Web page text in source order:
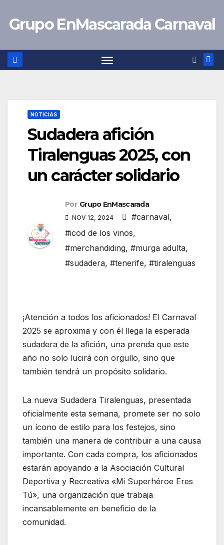
Grupo EnMascarada Carnaval
NOTICIAS
Sudadera afición
Tiralenguas 2025, con
un carácter solidario
Por Grupo EnMascarada
NOV 12, 2024 #carnaval,
#icod de los vinos,
#merchandiding, #murga adulta,
#sudadera, #tenerife, #tiralenguas
¡Atención a todos los aficionados! El Carnaval
2025 se aproxima y con él llega la esperada
sudadera de la afición, una prenda que este
año no solo lucirá con orgullo, sino que
también tendrá un propósito solidario.
La nueva Sudadera Tiralenguas, presentada
oficialmente esta semana, promete ser no solo
un ícono de estilo para los festejos, sino
también una manera de contribuir a una causa
importante. Con cada compra, los aficionados
estarán apoyando a la Asociación Cultural
Deportiva y Recreativa «Mi Superhéroe Eres
Tú», una organización que trabaja
incansablemente en beneficio de la
comunidad.